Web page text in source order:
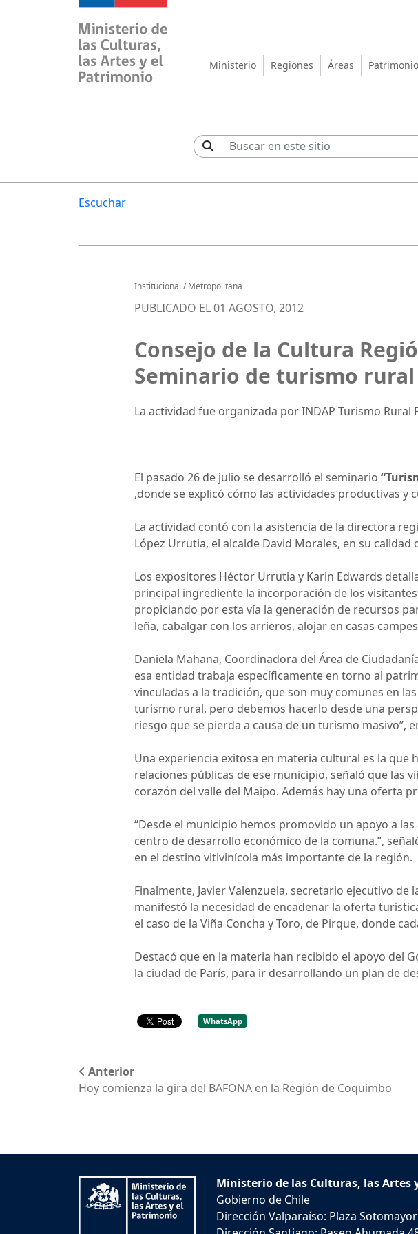
Ministerio de las Culturas, las
Ministerio Regiones Áreas Patrimonio
Escuchar
Institucional /Metropolitana
PUBLICADO EL 01 AGOSTO, 2012
Consejo de la Cultura
Seminario de turismo rural
La actividad fue organizada por INDAP Turismo
El pasado 26 de julio se desarrolló el seminario
,donde se explicó cómo las actividades productivas
La actividad contó con la asistencia de la directora
López Urrutia, el alcalde David Morales, en su
Los expositores Héctor Urrutia y Karin Edwards
principal ingrediente la incorporación de los
propiciando por esta vía la generación de recursos
leña, cabalgar con los arrieros, alojar en casas
Daniela Mahana, Coordinadora del Área de
esa entidad trabaja específicamente en torno al
vinculadas a la tradición, que son muy comunes en
turismo rural, pero debemos hacerlo desde una
riesgo que se pierda a causa de un turismo masivo”,
Una experiencia exitosa en materia cultural es la que
relaciones públicas de ese municipio, señaló que las
corazón del valle del Maipo. Además hay una oferta
“Desde el municipio hemos promovido un apoyo a
centro de desarrollo económico de la comuna.”,
en el destino vitivinícola más importante de la región.
Finalmente, Javier Valenzuela, secretario ejecutivo
manifestó la necesidad de encadenar la oferta
el caso de la Viña Concha y Toro, de Pirque, donde
Destacó que en la materia han recibido el apoyo del
la ciudad de París, para ir desarrollando un plan de
WhatsApp
Anterior
Hoy comienza la gira del BAFONA en la Región de Coquimbo
Ministerio de las Culturas, las Artes
Gobierno de Chile
Dirección Valparaíso: Plaza